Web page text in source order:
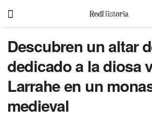
Descubren un altar
dedicado a la diosa
Larrahe en un
medieval